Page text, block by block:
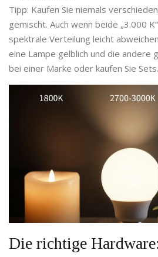
Tipp: Kaufen Sie niemals
gemischt. Auch wenn beide „3.000
spektrale Verteilung leicht
eine Lampe gelblich und die andere
bei einer Marke oder kaufen Sie Sets.
Die richtige